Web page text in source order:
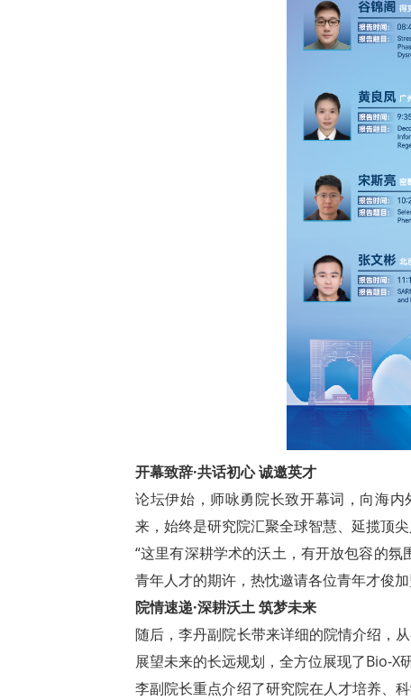
开幕致辞·共话初心 诚邀英才
论坛伊始，师咏勇院长致开幕词，向海
来，始终是研究院汇聚全球智慧、延揽顶
“这里有深耕学术的沃土，有开放包容的
青年人才的期许，热忱邀请各位青年才俊
院情速递·深耕沃土 筑梦未来
随后，李丹副院长带来详细的院情介绍，
展望未来的长远规划，全方位展现了Bio-X
李副院长重点介绍了研究院在人才培养、